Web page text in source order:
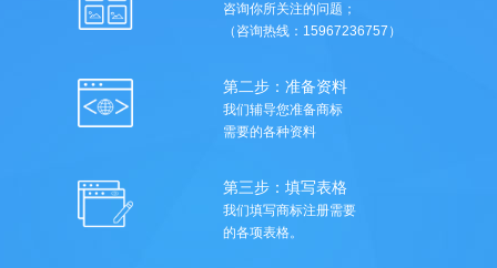
咨询你所关注的问题；
（咨询热线：15967236757）
第二步：准备资料
我们辅导您准备商标
需要的各种资料
第三步：填写表格
我们填写商标注册需要
的各项表格。